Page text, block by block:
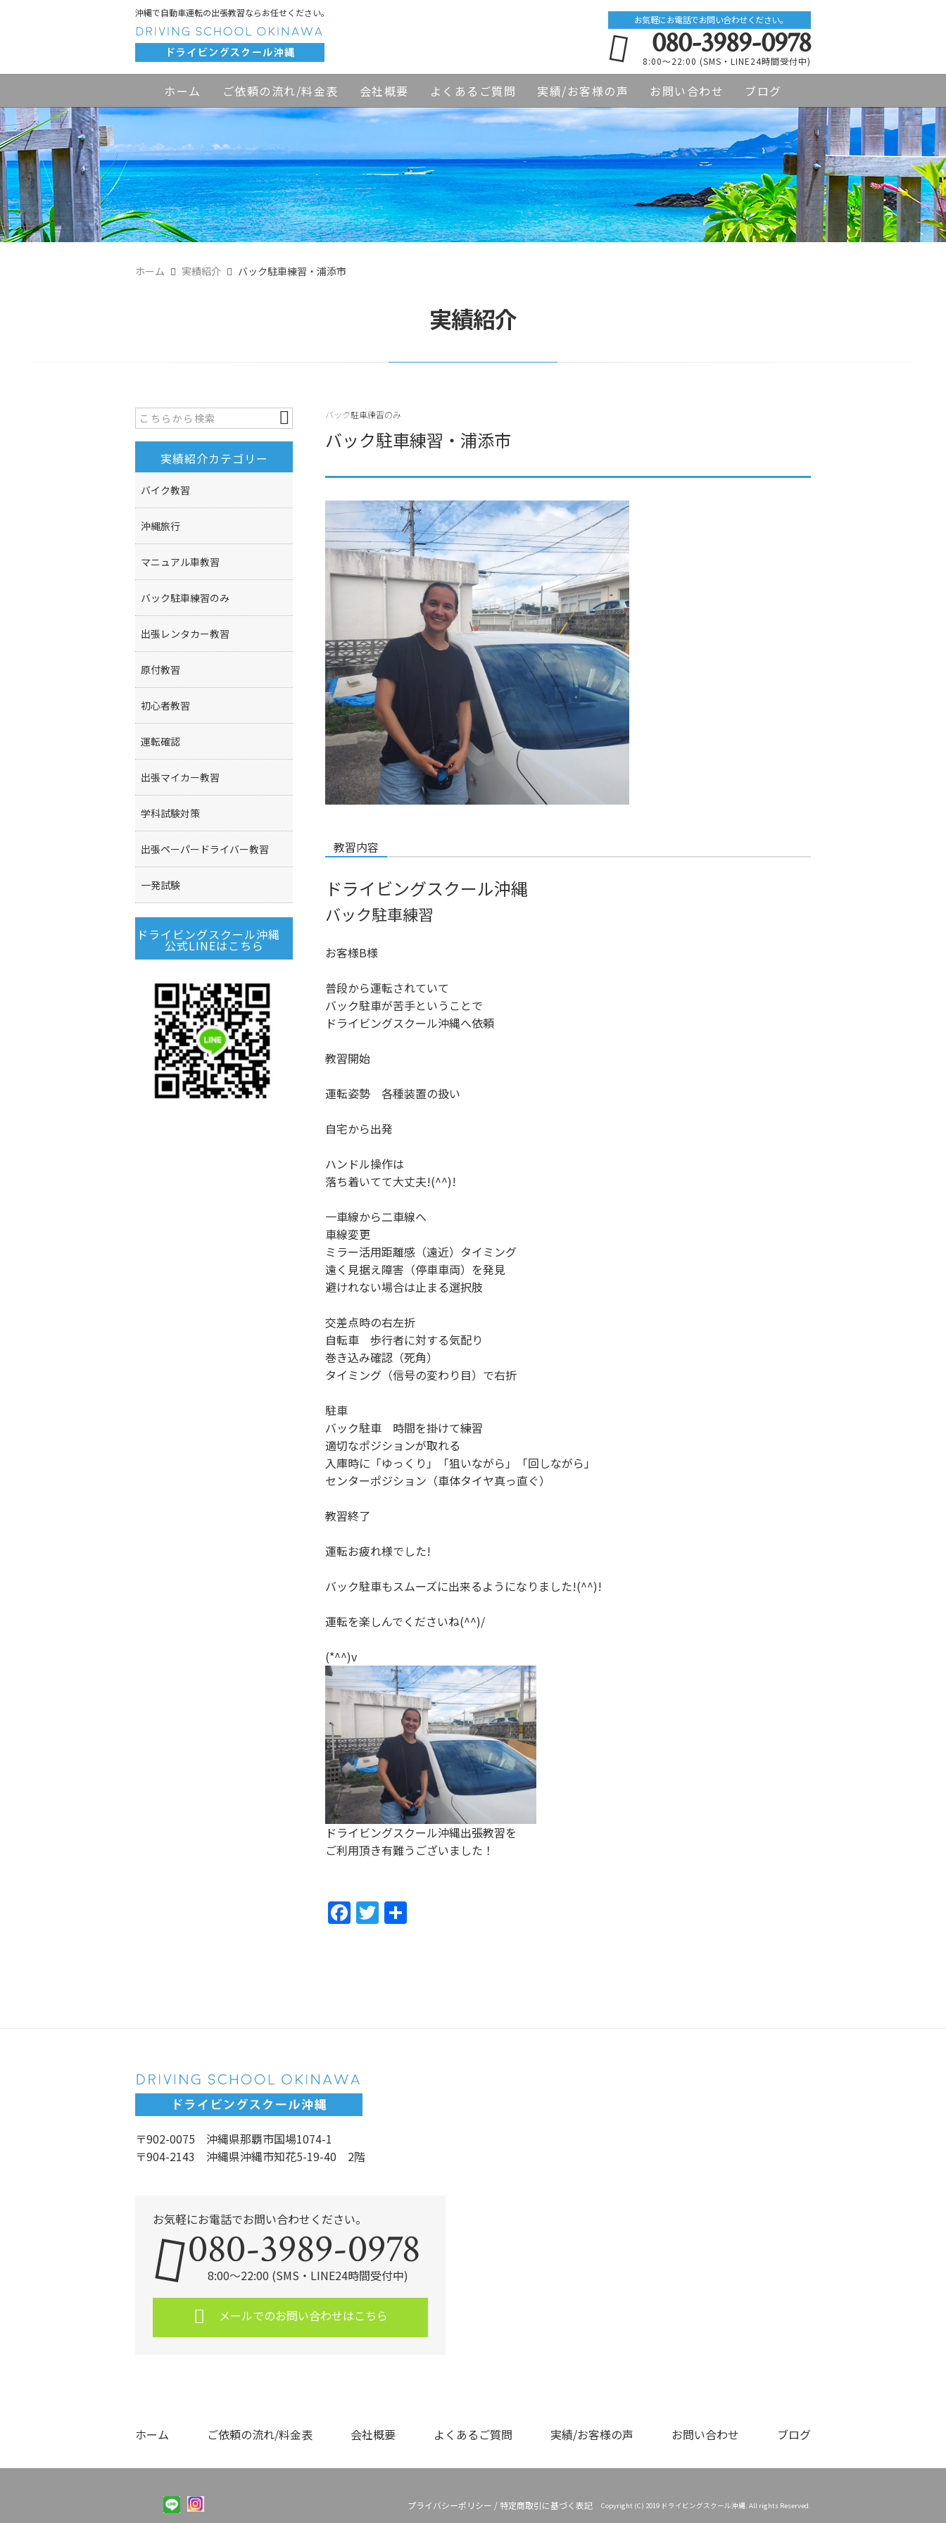
沖縄で自動車運転の出張教習ならお任せください。
お気軽にお電話でお問い合わせください。
080-3989-0978
8:00～22:00 (SMS・LINE24時間受付中)
ホーム ご依頼の流れ/料金表 会社概要 よくあるご質問 実績/お客様の声 お問い合わせ ブログ
ホーム 実績紹介 バック駐車練習・浦添市
実績紹介
バック駐車練習のみ
バック駐車練習・浦添市
教習内容
ドライビングスクール沖縄
バック駐車練習
お客様B様
普段から運転されていて
バック駐車が苦手ということで
ドライビングスクール沖縄へ依頼
教習開始
運転姿勢 各種装置の扱い
自宅から出発
ハンドル操作は
落ち着いてて大丈夫!(^^)!
一車線から二車線へ
車線変更
ミラー活用距離感（遠近）タイミング
遠く見据え障害（停車車両）を発見
避けれない場合は止まる選択肢
交差点時の右左折
自転車 歩行者に対する気配り
巻き込み確認（死角）
タイミング（信号の変わり目）で右折
駐車
バック駐車 時間を掛けて練習
適切なポジションが取れる
入庫時に「ゆっくり」「狙いながら」「回しながら」
センターポジション（車体タイヤ真っ直ぐ）
教習終了
運転お疲れ様でした!
バック駐車もスムーズに出来るようになりました!(^^)!
運転を楽しんでくださいね(^^)/
(*^^)v
ドライビングスクール沖縄出張教習を
ご利用頂き有難うございました！
F
k
T
実績紹介カテゴリー
バイク教習
沖縄旅行
マニュアル車教習
バック駐車練習のみ
出張レンタカー教習
原付教習
初心者教習
運転確認
出張マイカー教習
学科試験対策
出張ペーパードライバー教習
一発試験
ドライビングスクール沖縄
公式LINEはこちら
〒902-0075 沖縄県那覇市国場1074-1
〒904-2143 沖縄県沖縄市知花5-19-40 2階
お気軽にお電話でお問い合わせください。
080-3989-0978
8:00～22:00 (SMS・LINE24時間受付中)
メールでのお問い合わせはこちら
ホーム ご依頼の流れ/料金表 会社概要 よくあるご質問 実績/お客様の声 お問い合わせ ブログ
プライバシーポリシー / 特定商取引に基づく表記 Copyright (C) 2019 ドライビングスクール沖縄. All rights Reserved.